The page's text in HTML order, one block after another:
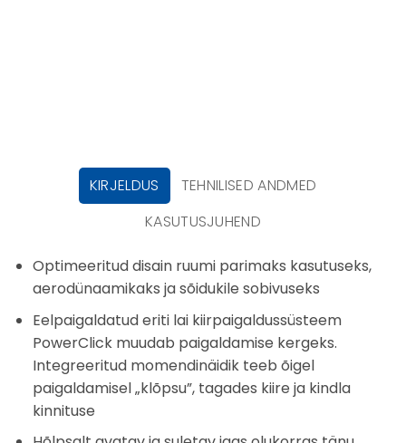
KIRJELDUS
TEHNILISED ANDMED
KASUTUSJUHEND
Optimeeritud disain ruumi parimaks kasutuseks,
aerodünaamikaks ja sõidukile sobivuseks
Eelpaigaldatud eriti lai kiirpaigaldussüsteem
PowerClick muudab paigaldamise kergeks.
Integreeritud momendinäidik teeb õigel
paigaldamisel „klõpsu”, tagades kiire ja kindla
kinnituse